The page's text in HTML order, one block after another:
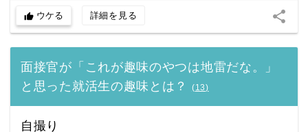
thumb_up ウケる 詳細を見る share
面接官が「これが趣味のやつは地雷だな。」
と思った就活生の趣味とは？
(13)
自撮り